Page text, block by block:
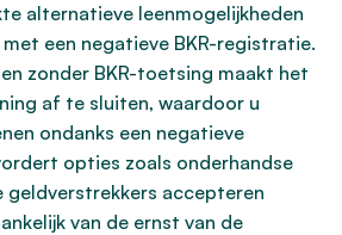
alternatieve leenmogelijkheden
een negatieve BKR-registratie.
zonder BKR-toetsing maakt het
af te sluiten, waardoor u
ondanks een negatieve
opties zoals onderhandse
geldverstrekkers accepteren
van de ernst van de